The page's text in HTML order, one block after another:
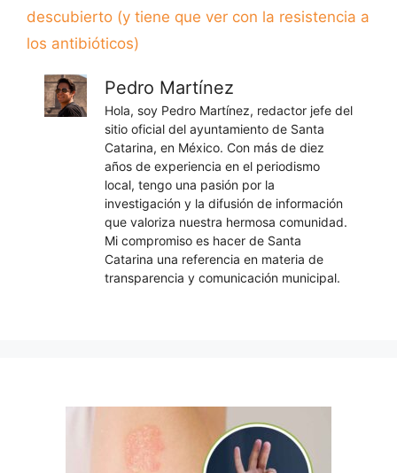
descubierto (y tiene que ver con la resistencia a
los antibióticos)
Pedro Martínez
Hola, soy Pedro Martínez, redactor jefe del
sitio oficial del ayuntamiento de Santa
Catarina, en México. Con más de diez
años de experiencia en el periodismo
local, tengo una pasión por la
investigación y la difusión de información
que valoriza nuestra hermosa comunidad.
Mi compromiso es hacer de Santa
Catarina una referencia en materia de
transparencia y comunicación municipal.